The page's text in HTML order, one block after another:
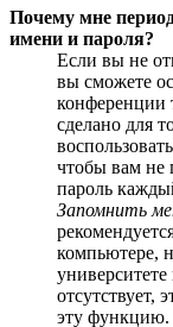
Почему мне
имени и пароля?
Если вы не
вы сможете
конференции
сделано для
чтобы вам не
пароль
Запомнить
компьютере,
отсутствует,
эту функцию.